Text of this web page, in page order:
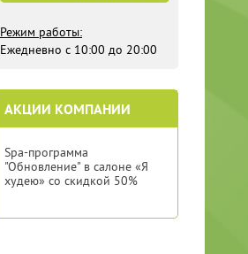
Режим работы:
Ежедневно с 10:00 до 20:00
АКЦИИ КОМПАНИИ
Spa-программа
"Обновление" в салоне «Я
худею» со скидкой 50%